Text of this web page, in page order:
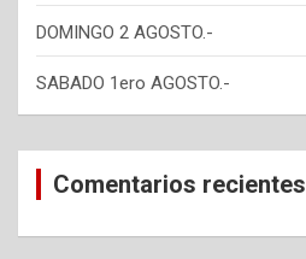
DOMINGO 2 AGOSTO.-
SABADO 1ero AGOSTO.-
Comentarios recientes